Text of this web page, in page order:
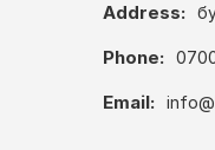
Address:
Phone:
Email: